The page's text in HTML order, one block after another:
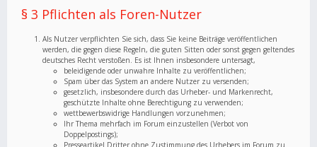
§ 3 Pflichten als Foren-Nutzer
Als Nutzer verpflichten Sie sich, dass Sie keine Beiträge veröffentlichen
werden, die gegen diese Regeln, die guten Sitten oder sonst gegen geltendes
deutsches Recht verstoßen. Es ist Ihnen insbesondere untersagt,
beleidigende oder unwahre Inhalte zu veröffentlichen;
Spam über das System an andere Nutzer zu versenden;
gesetzlich, insbesondere durch das Urheber- und Markenrecht,
geschützte Inhalte ohne Berechtigung zu verwenden;
wettbewerbswidrige Handlungen vorzunehmen;
Ihr Thema mehrfach im Forum einzustellen (Verbot von
Doppelpostings);
Presseartikel Dritter ohne Zustimmung des Urhebers im Forum zu